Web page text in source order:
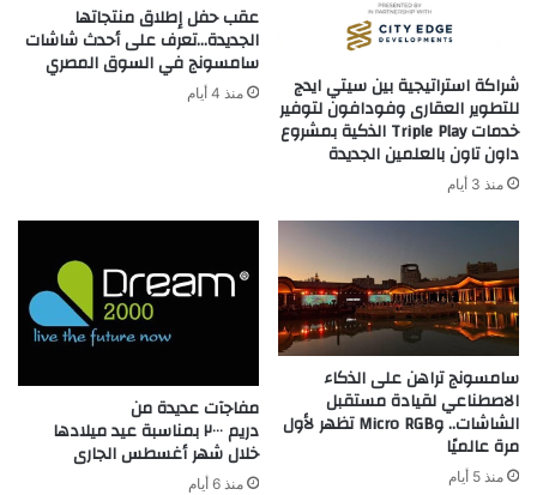
شراكة استراتيجية بين سيتي ايدج
للتطوير العقارى وفودافون لتوفير
خدمات Triple Play الذكية بمشروع
داون تاون بالعلمين الجديدة
منذ 3 أيام
عقب حفل إطلاق منتجاتها
الجديدة…تعرف على أحدث شاشات
سامسونج في السوق المصري
منذ 4 أيام
سامسونج تراهن على الذكاء
الاصطناعي لقيادة مستقبل
الشاشات.. وMicro RGB تظهر لأول
مرة عالميًا
منذ 5 أيام
مفاجآت عديدة من
دريم ٢٠٠٠ بمناسبة عيد ميلادها
خلال شهر أغسطس الجارى
منذ 6 أيام